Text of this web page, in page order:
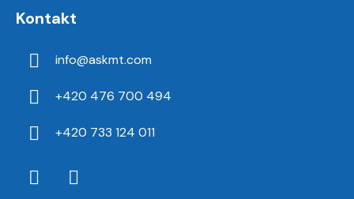
Kontakt
info@askmt.com
+420 476 700 494
+420 733 124 011